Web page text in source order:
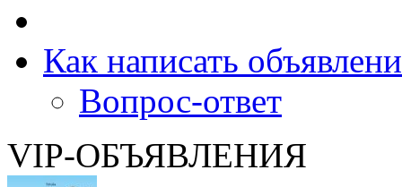
Как написать
Вопрос-ответ
VIP-ОБЪЯВЛЕНИЯ